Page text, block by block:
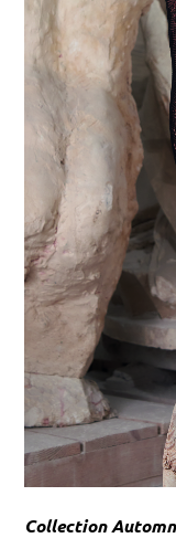
Collection